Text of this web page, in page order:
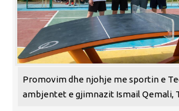
Promovim dhe njohje me sportin e
ambjentet e gjimnazit Ismail Qemali,